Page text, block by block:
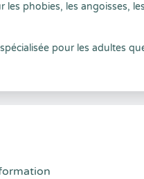
les phobies, les angoisses,
pour les adultes